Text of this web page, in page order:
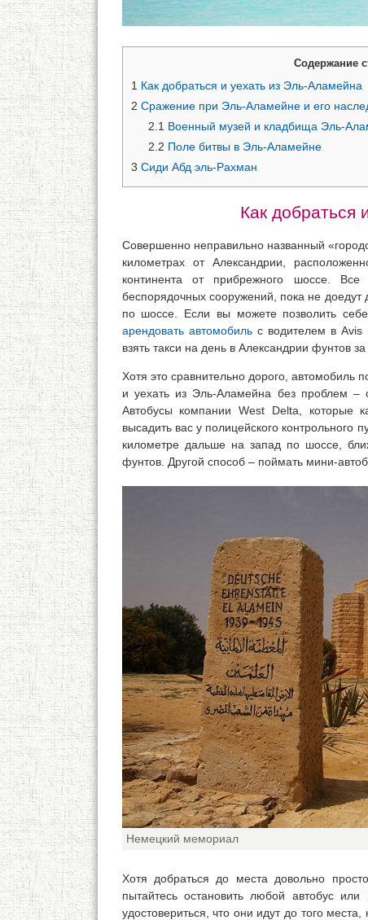
Содержание
1 Как добраться и уехать из Эль-Аламейна
2 Сражение при Эль-Аламейне и его
2.1 Военный музей и кладбища Эль-
2.2 Поле битвы в Эль-Аламейне
3 Сиди Абд эль-Рахман
Как добраться
Совершенно неправильно названный
километрах от Александрии,
континента от прибрежного шоссе.
беспорядочных сооружений, пока не
по шоссе. Если вы можете позволить
арендовать автомобильс водителем в Avis
взять такси на день в Александрии фунтов
Хотя это сравнительно дорого, автомобиль
и уехать из Эль-Аламейна без проблем –
Автобусы компании West Delta, которые
высадить вас у полицейского контрольного
километре дальше на запад по шоссе,
фунтов. Другой способ – поймать мини-
Немецкий мемориал
Хотя добраться до места довольно
пытайтесь остановить любой автобус
удостовериться, что они идут до того